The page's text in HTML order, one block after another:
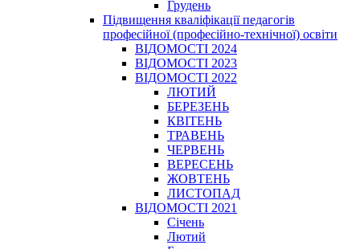
Грудень
Підвищення кваліфікації педагогів
професійної (професійно-технічної) освіти
ВІДОМОСТІ 2024
ВІДОМОСТІ 2023
ВІДОМОСТІ 2022
ЛЮТИЙ
БЕРЕЗЕНЬ
КВІТЕНЬ
ТРАВЕНЬ
ЧЕРВЕНЬ
ВЕРЕСЕНЬ
ЖОВТЕНЬ
ЛИСТОПАД
ВІДОМОСТІ 2021
Січень
Лютий